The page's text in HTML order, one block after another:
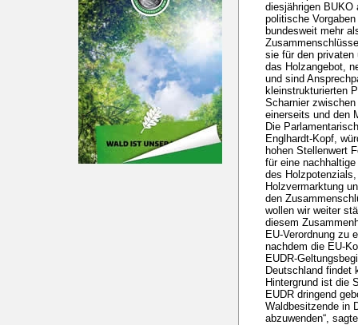
diesjährigen BUKO
politische
bundesweit mehr
sie für den privaten
das Holzangebot,
und sind
kleinstrukturierten
Scharnier
einerseits und den
Die
Englhardt-Kopf,
hohen Stellenwert
für eine
des
Holzvermarktung
den
wollen wir weiter
diesem
EU-Verordnung zu
nachdem die EU-
EUDR-
Deutschland findet
Hintergrund ist die
EUDR dringend
Waldbesitzende in
abzuwenden“,